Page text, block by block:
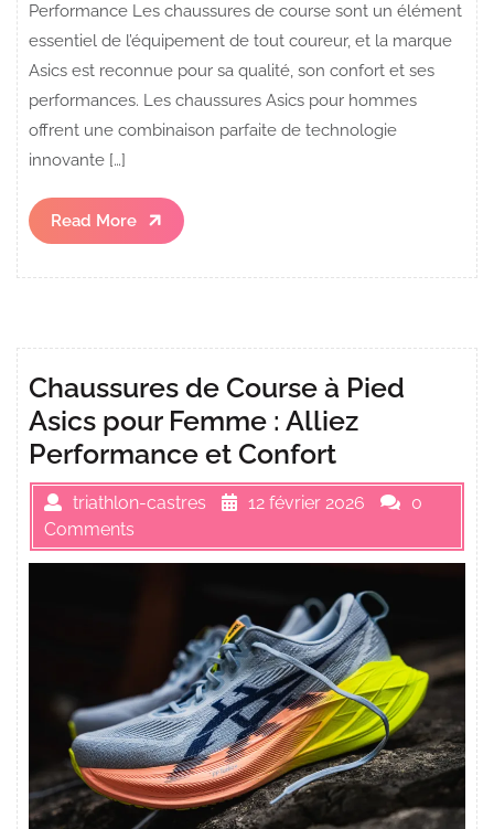
Performance Les chaussures de course sont un élément
essentiel de l’équipement de tout coureur, et la marque
Asics est reconnue pour sa qualité, son confort et ses
performances. Les chaussures Asics pour hommes
offrent une combinaison parfaite de technologie
innovante […]
Read More
Read
More
Chaussures de Course à Pied
Asics pour Femme : Alliez
Performance et Confort
triathlon-castres 12 février 2026
0
Comments